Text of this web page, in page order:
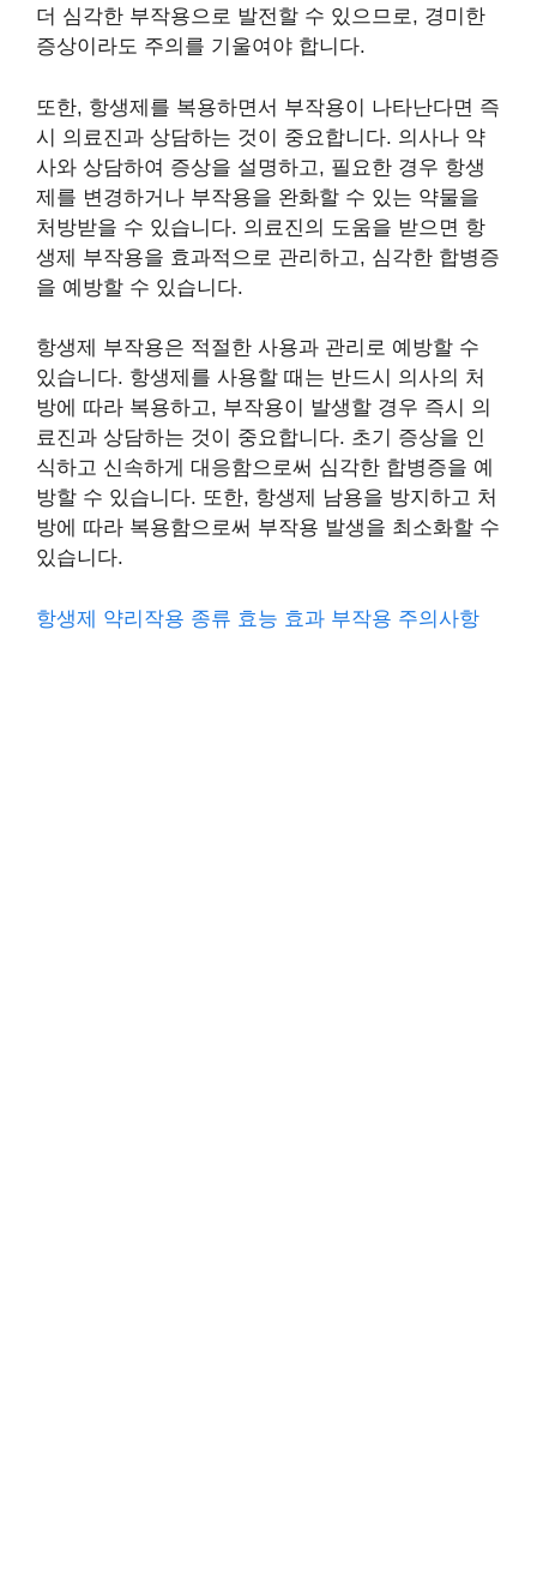
더 심각한 부작용으로 발전할 수 있으므로, 경미한
증상이라도 주의를 기울여야 합니다.
또한, 항생제를 복용하면서 부작용이 나타난다면 즉
시 의료진과 상담하는 것이 중요합니다. 의사나 약
사와 상담하여 증상을 설명하고, 필요한 경우 항생
제를 변경하거나 부작용을 완화할 수 있는 약물을
처방받을 수 있습니다. 의료진의 도움을 받으면 항
생제 부작용을 효과적으로 관리하고, 심각한 합병증
을 예방할 수 있습니다.
항생제 부작용은 적절한 사용과 관리로 예방할 수
있습니다. 항생제를 사용할 때는 반드시 의사의 처
방에 따라 복용하고, 부작용이 발생할 경우 즉시 의
료진과 상담하는 것이 중요합니다. 초기 증상을 인
식하고 신속하게 대응함으로써 심각한 합병증을 예
방할 수 있습니다. 또한, 항생제 남용을 방지하고 처
방에 따라 복용함으로써 부작용 발생을 최소화할 수
있습니다.
항생제 약리작용 종류 효능 효과 부작용 주의사항